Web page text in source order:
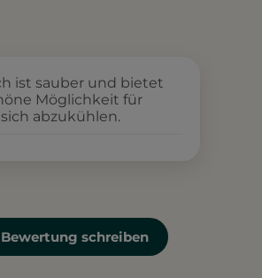
ist sauber und bietet
Möglichkeit für
abzukühlen.
schreiben